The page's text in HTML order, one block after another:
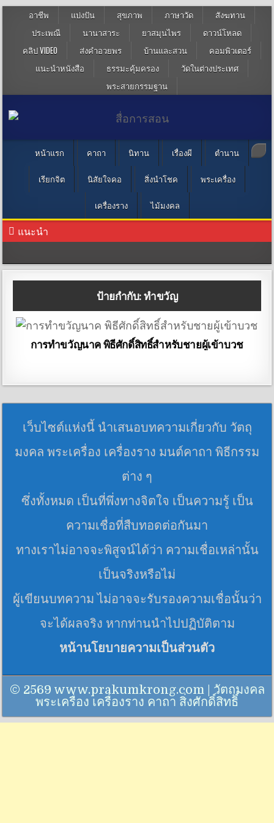
อาชีพ แบ่งปัน สุขภาพ ภาษาวัด
สังฆทาน
ประเพณี
นานาสาระ ยาสมุนไพร
ดาวน์โหลด
คลิป VIDEO
ส่งคำอวยพร บ้านและสวน
คอมพิวเตอร์
แนะนำหนังสือ
ธรรมะคุ้มครอง
วัดในต่างประเทศ
พระสายกรรมฐาน
หน้าแรก คาถา นิทาน เรื่องผี ตำนาน
เรียกจิต นิสัยใจคอ สิ่งนำโชค พระเครื่อง
เครื่องราง ไม้มงคล
แนะนำ
ป้ายกำกับ:ทำขวัญ
การทำขวัญนาค พิธีศักดิ์สิทธิ์สำหรับชายผู้เข้าบวช
เว็บไซต์แห่งนี้ นำเสนอบทความเกี่ยวกับ วัตถุ
มงคล พระเครื่อง เครื่องราง มนต์คาถา พิธีกรรม
ต่าง ๆ
ซึ่งทั้งหมด เป็นที่พึ่งทางจิตใจ เป็นความรู้ เป็น
ความเชื่อที่สืบทอดต่อกันมา
ทางเราไม่อาจจะพิสูจน์ได้ว่า ความเชื่อเหล่านั้น
เป็นจริงหรือไม่
ผู้เขียนบทความ ไม่อาจจะรับรองความเชื่อนั้นว่า
จะได้ผลจริง หากท่านนำไปปฏิบัติตาม
หน้านโยบายความเป็นส่วนตัว
© 2569 www.prakumkrong.com | วัตถุมงคล
พระเครื่อง เครื่องราง คาถา สิ่งศักดิ์สิทธิ์